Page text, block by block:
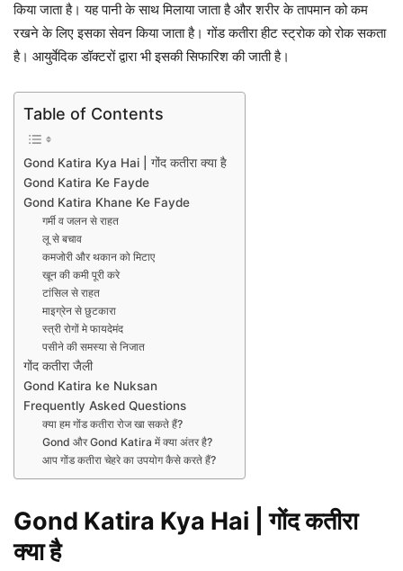
किया जाता है। यह पानी के साथ मिलाया जाता है और शरीर के तापमान को कम
रखने के लिए इसका सेवन किया जाता है। गोंड कतीरा हीट स्ट्रोक को रोक सकता
है। आयुर्वेदिक डॉक्टरों द्वारा भी इसकी सिफारिश की जाती है।
Table of Contents
Gond Katira Kya Hai | गोंद कतीरा क्या है
Gond Katira Ke Fayde
Gond Katira Khane Ke Fayde
गर्मी व जलन से राहत
लू से बचाव
कमजोरी और थकान को मिटाए
खून की कमी पूरी करे
टांसिल से राहत
माइग्रेन से छुटकारा
स्त्री रोगों मे फायदेमंद
पसीने की समस्या से निजात
गोंद कतीरा जैली
Gond Katira ke Nuksan
Frequently Asked Questions
क्या हम गोंड कतीरा रोज खा सकते हैं?
Gond और Gond Katira में क्या अंतर है?
आप गोंड कतीरा चेहरे का उपयोग कैसे करते हैं?
Gond Katira Kya Hai | गोंद कतीरा
क्या है